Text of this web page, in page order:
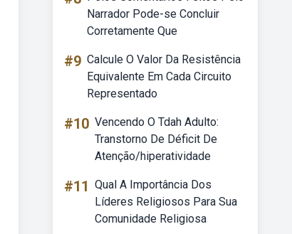
Narrador Pode-se Concluir
Corretamente Que
#9 Calcule O Valor Da Resistência
Equivalente Em Cada Circuito
Representado
#10 Vencendo O Tdah Adulto:
Transtorno De Déficit De
Atenção/hiperatividade
#11 Qual A Importância Dos
Líderes Religiosos Para Sua
Comunidade Religiosa